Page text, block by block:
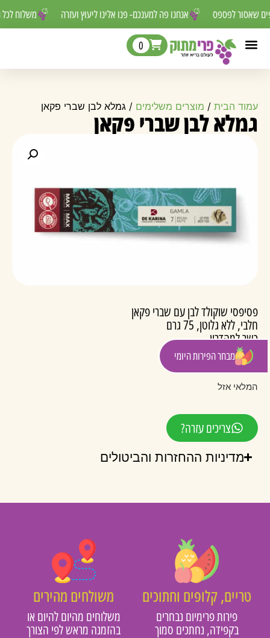
משלוח אנחנו פה למענכם- פנו אלינו ליעוץ ועזרה שאסור לפספס
מבחר הפירות היומי
0
עמוד הבית/ מוצרים משלימים/ גמלא לבן שברי פקאן
גמלא לבן שברי פקאן
פסיפסי שוקולד לבן עם שברי פקאן
חלבי, ללא גלוטן, 75 גרם
כשר למהדרין
חלב ישראל
₪55.00
המלאי אזל
צריכים עזרה?
מדיניות ההחזרות והביטולים
טריים, קלופים וחתוכים
פירות פרימיום נבחרים
בקפידה, נחתכים סמוך
משולחים מהירים
משלוחים מהיום להיום או
בהזמנה מראש לפי הצורך